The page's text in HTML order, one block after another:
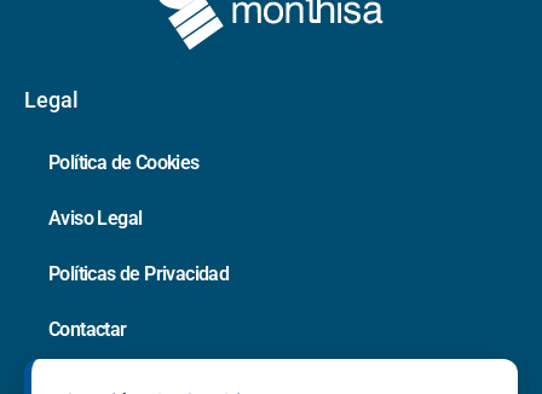
Legal
Política de Cookies
Aviso Legal
Políticas de Privacidad
Contactar